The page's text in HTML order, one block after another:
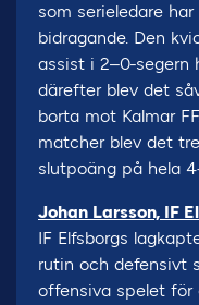
som serieledare
bidragande. Den
assist i 2–0-segern
därefter blev det
borta mot Kalmar
matcher blev det
slutpoäng på hela
Johan Larsson, IF
IF Elfsborgs
rutin och defensivt
offensiva spelet för